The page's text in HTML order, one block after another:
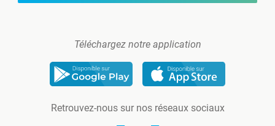
Téléchargez notre application
Retrouvez-nous sur nos réseaux sociaux